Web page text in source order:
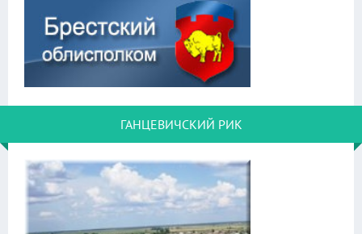
ГАНЦЕВИЧСКИЙ РИК